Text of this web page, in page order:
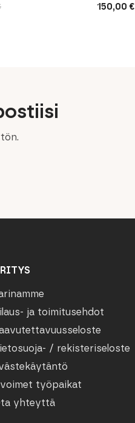
150,00 €
ja toimitusehdot
/ rekisteriseloste
työpaikat
yhteyttä